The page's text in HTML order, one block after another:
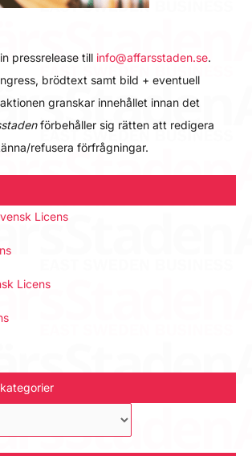
pressrelease till info@affarsstaden.se.
brödtext samt bild + eventuell
granskar innehållet innan det
förbehåller sig rätten att redigera
refusera förfrågningar.
Licens
Licens